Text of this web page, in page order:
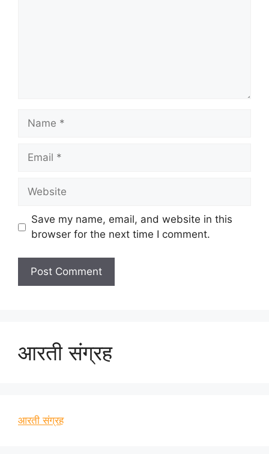
Name
Email
Website
Save my name, email, and website in this
browser for the next time I comment.
आरती संग्रह
आरती संग्रह